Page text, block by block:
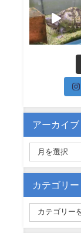
アーカイブ
カテゴリー